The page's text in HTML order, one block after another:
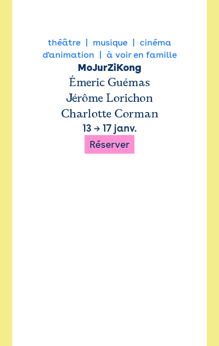
théâtre musique
cinéma
d'animation
à voir en famille
MoJurZiKong
Émeric Guémas
Jérôme Lorichon
Charlotte Corman
13→ 17 janv.
Réserver